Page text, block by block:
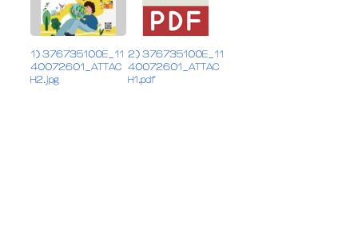
1) 376735100E_11
40072601_ATTAC
H2.jpg
2) 376735100E_11
40072601_ATTAC
H1.pdf